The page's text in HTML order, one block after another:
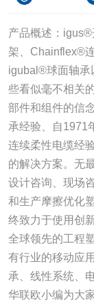
产品概述：
架、Chainflex®
igubal®球面轴承
些看似毫不相关
部件和组件的信
承经验、自1971
连续柔性电缆经
的解决方案。无
设计咨询、现场
和生产摩擦优化
终致力于使用创
全球领先的工程
有行业的移动应
承、线性系统、
华联欧小编为大